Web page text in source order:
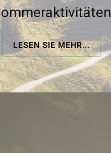
LESEN SIE MEHR...